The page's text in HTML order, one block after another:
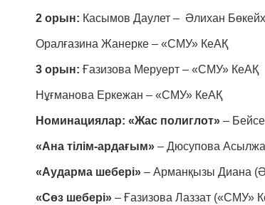
2 орын: Касымов Даулет – Әлихан
Оралғазина Жанерке – «СМУ» КеАҚ
3 орын: Ғазизова Меруерт – «СМУ» КеАҚ
Нұғманова Еркежан – «СМУ» КеАҚ
Номинациялар: «Жас полиглот» –
«Ана тілім-ардағым» – Дюсупова
«Аударма шебері» – Арманқызы Диана
«Сөз шебері» – Ғазизова Лаззат («СМУ»